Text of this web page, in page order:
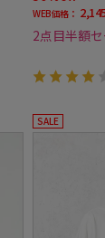
WEB価格：
2点目半額
SALE